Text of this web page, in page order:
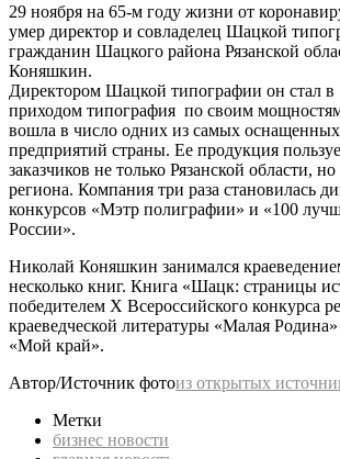
29 ноября на 65-м году жизни от
умер директор и совладелец Шацкой
гражданин Шацкого района Рязанской
Коняшкин.
Директором Шацкой типографии он стал в
приходом типография по своим
вошла в число одних из самых
предприятий страны. Ее продукция
заказчиков не только Рязанской области,
региона. Компания три раза становилась
конкурсов «Мэтр полиграфии» и «100
России».
Николай Коняшкин занимался
несколько книг. Книга «Шацк: страницы
победителем Х Всероссийского конкурса
краеведческой литературы «Малая
«Мой край».
Автор/Источник фотоиз открытых
Метки
бизнес новости